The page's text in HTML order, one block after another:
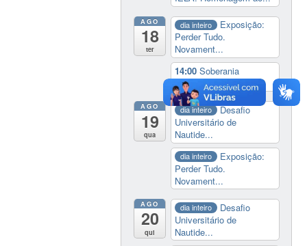
AGO
18
ter
dia inteiro
Exposição:
Perder Tudo.
Novament...
14:00Soberania
tecnológica e digital
AGO
19
qua
dia inteiro
Desafio
Universitário de
Nautide...
dia inteiro
Exposição:
Perder Tudo.
Novament...
AGO
20
qui
dia inteiro
Desafio
Universitário de
Nautide...